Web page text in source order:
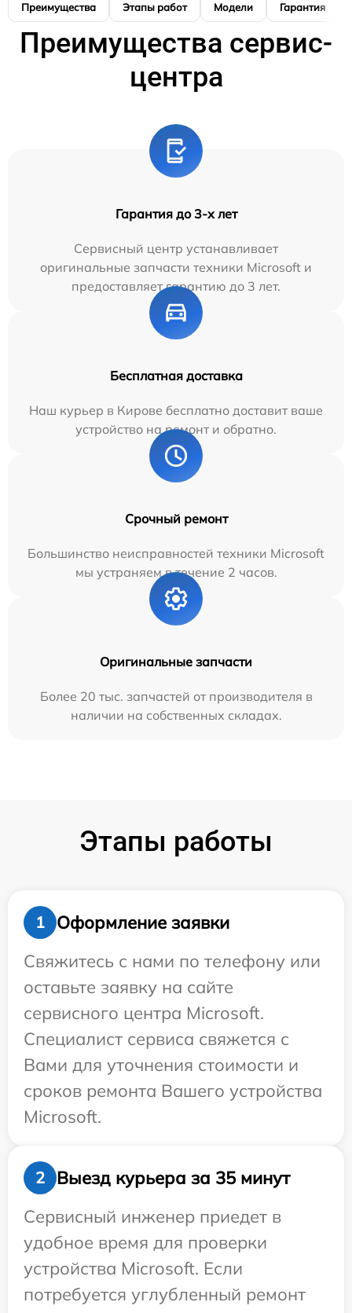
Преимущества Этапы работ Модели Гарантия
Преимущества сервис-
центра
Гарантия до 3-х лет
Сервисный центр устанавливает
оригинальные запчасти техники Microsoft и
предоставляет гарантию до 3 лет.
Бесплатная доставка
Наш курьер в Кирове бесплатно доставит ваше
устройство на ремонт и обратно.
Срочный ремонт
Большинство неисправностей техники Microsoft
мы устраняем в течение 2 часов.
Оригинальные запчасти
Более 20 тыс. запчастей от производителя в
наличии на собственных складах.
Этапы работы
1
Оформление заявки
Свяжитесь с нами по телефону или
оставьте заявку на сайте
сервисного центра Microsoft.
Специалист сервиса свяжется с
Вами для уточнения стоимости и
сроков ремонта Вашего устройства
Microsoft.
2
Выезд курьера за 35 минут
Сервисный инженер приедет в
удобное время для проверки
устройства Microsoft. Если
потребуется углубленный ремонт